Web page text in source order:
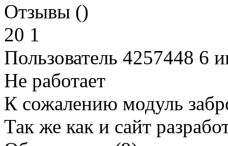
Отзывы ()
20 1
Пользователь 4257448 6
Не работает
К сожалению модуль
Так же как и сайт